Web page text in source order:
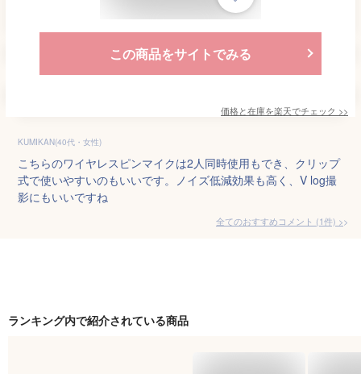
この商品をサイトでみる
価格と在庫を楽天でチェック >>
KUMIKAN(40代・女性)
こちらのワイヤレスピンマイクは2人同時使用もでき、クリップ
式で使いやすいのもいいです。ノイズ低減効果も高く、V log撮
影にもいいですね
全てのおすすめコメント (1件) >
ランキング内で紹介されている商品